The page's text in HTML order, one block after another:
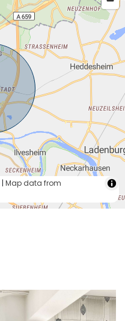
| Map data from